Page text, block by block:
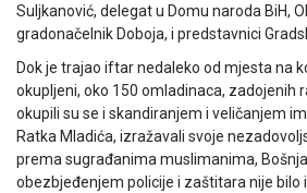
Suljkanović, delegat u Domu naroda BiH,
gradonačelnik Doboja, i predstavnici
Dok je trajao iftar nedaleko od mjesta na
okupljeni, oko 150 omladinaca, zadojenih
okupili su se i skandiranjem i veličanjem
Ratka Mladića, izražavali svoje
prema sugrađanima muslimanima,
obezbjeđenjem policije i zaštitara nije bilo